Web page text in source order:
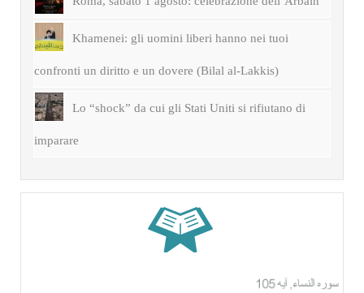
Khamenei: gli uomini liberi hanno nei tuoi
confronti un diritto e un dovere (Bilal al-Lakkis)
Lo “shock” da cui gli Stati Uniti si rifiutano di
imparare